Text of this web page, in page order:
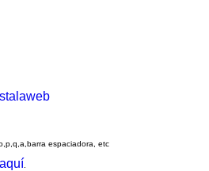
espaciadora, etc
aquí